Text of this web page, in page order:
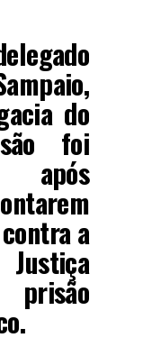
do
foi
a